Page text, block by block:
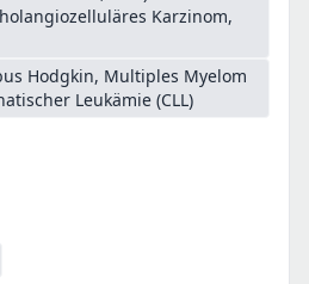
Karzinom,
Hodgkin, Multiples Myelom
Leukämie (CLL)